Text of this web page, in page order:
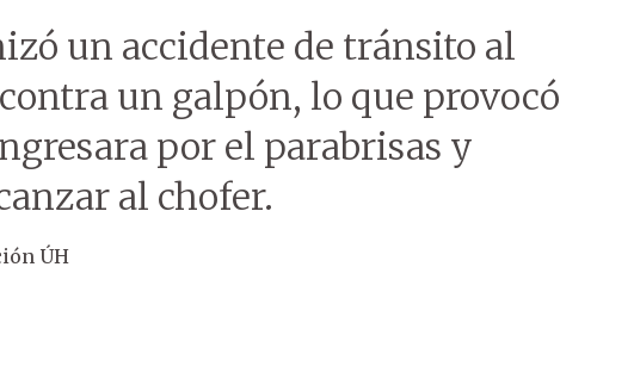
un accidente de tránsito al
un galpón, lo que provocó
por el parabrisas y
al chofer.
ÚH